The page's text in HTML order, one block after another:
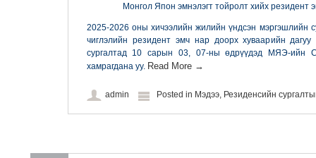
Монгол Япон эмнэлэгт тойролт хийх резидент
2025-2026 оны хичээлийн жилийн үндсэн мэргэшлийн
чиглэлийн резидент эмч нар доорх хуваарийн
сургалтад 10 сарын 03, 07-ны өдрүүдэд МЯЭ-
хамрагдана уу. Read More →
admin Posted in Мэдээ, Резиденсийн